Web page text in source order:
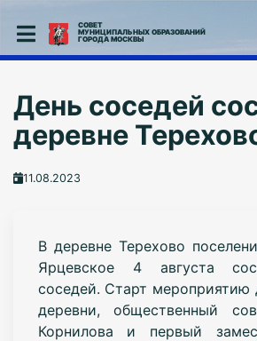
СОВЕТ
МУНИЦИПАЛЬНЫХ ОБРАЗОВАНИЙ
ГОРОДА МОСКВЫ
День соседей
деревне
11.08.2023
В деревне Терехово
Ярцевское 4 августа
соседей. Старт мероприятию
деревни, общественный
Корнилова и первый